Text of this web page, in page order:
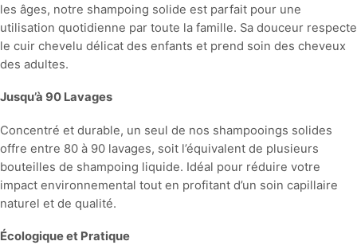
les âges, notre shampoing solide est parfait pour une
utilisation quotidienne par toute la famille. Sa douceur respecte
le cuir chevelu délicat des enfants et prend soin des cheveux
des adultes.
Jusqu’à 90 Lavages
Concentré et durable, un seul de nos shampooings solides
offre entre 80 à 90 lavages, soit l’équivalent de plusieurs
bouteilles de shampoing liquide. Idéal pour réduire votre
impact environnemental tout en profitant d’un soin capillaire
naturel et de qualité.
Écologique et Pratique